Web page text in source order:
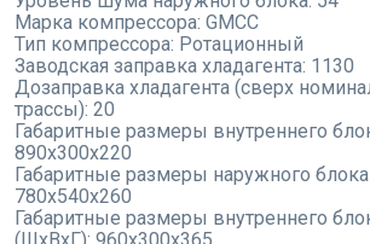
Марка компрессора: GMCC
Тип компрессора: Ротационный
Заводская заправка хладагента: 1130
Дозаправка хладагента (сверх
трассы): 20
Габаритные размеры внутреннего
890x300x220
Габаритные размеры наружного
780x540x260
Габаритные размеры внутреннего